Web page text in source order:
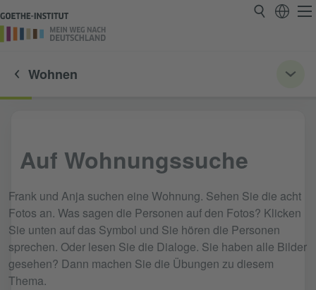
Wohnen
Auf Wohnungssuche
Frank und Anja suchen eine Wohnung. Sehen Sie die acht
Fotos an. Was sagen die Personen auf den Fotos? Klicken
Sie unten auf das Symbol und Sie hören die Personen
sprechen. Oder lesen Sie die Dialoge. Sie haben alle Bilder
gesehen? Dann machen Sie die Übungen zu diesem
Thema.